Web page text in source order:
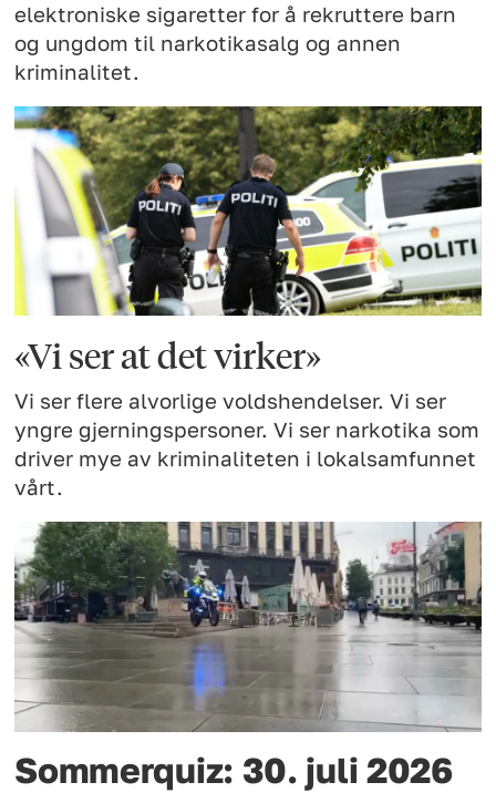
elektroniske sigaretter for å rekruttere barn
og ungdom til narkotikasalg og annen
kriminalitet.
«Vi ser at det virker»
Vi ser flere alvorlige voldshendelser. Vi ser
yngre gjerningspersoner. Vi ser narkotika som
driver mye av kriminaliteten i lokalsamfunnet
vårt.
Sommerquiz: 30. juli 2026